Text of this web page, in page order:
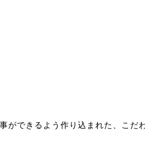
ができるよう作り込まれた、こだ